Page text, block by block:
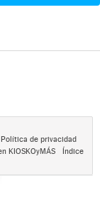
Política de privacidad
KIOSKOyMÁS
Índice